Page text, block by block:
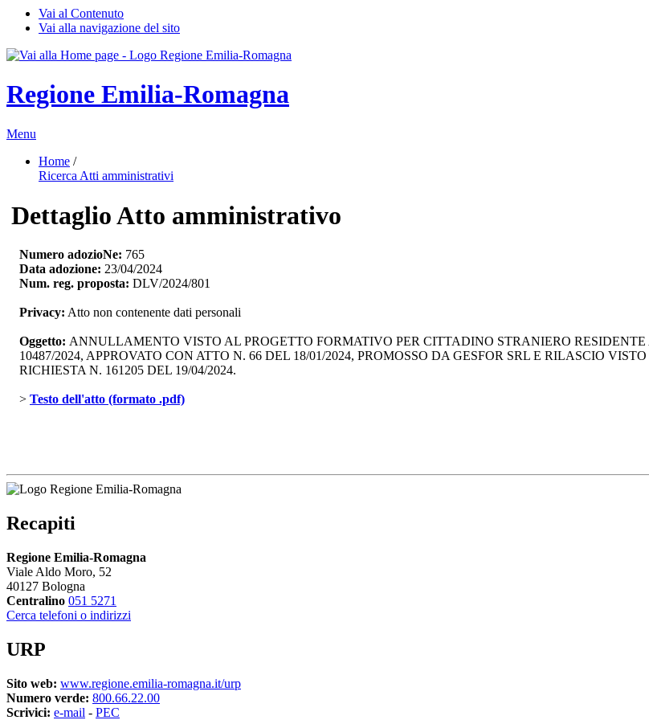
Vai al Contenuto
Vai alla navigazione del sito
Regione Emilia-Romagna
Menu
Home /
Ricerca Atti amministrativi
Dettaglio Atto amministrativo
Numero adozioNe: 765
Data adozione: 23/04/2024
Num. reg. proposta: DLV/2024/801
Privacy: Atto non contenente dati personali
Oggetto: ANNULLAMENTO VISTO AL PROGETTO FORMATIVO PER CITTADINO STRANIERO RESIDENTE
10487/2024, APPROVATO CON ATTO N. 66 DEL 18/01/2024, PROMOSSO DA GESFOR SRL E RILASCIO
RICHIESTA N. 161205 DEL 19/04/2024.
> Testo dell'atto (formato .pdf)
Recapiti
Regione Emilia-Romagna
Viale Aldo Moro, 52
40127 Bologna
Centralino 051 5271
Cerca telefoni o indirizzi
URP
Sito web: www.regione.emilia-romagna.it/urp
Numero verde: 800.66.22.00
Scrivici: e-mail - PEC